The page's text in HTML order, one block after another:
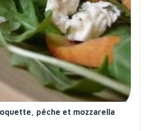
pêche et mozzarella